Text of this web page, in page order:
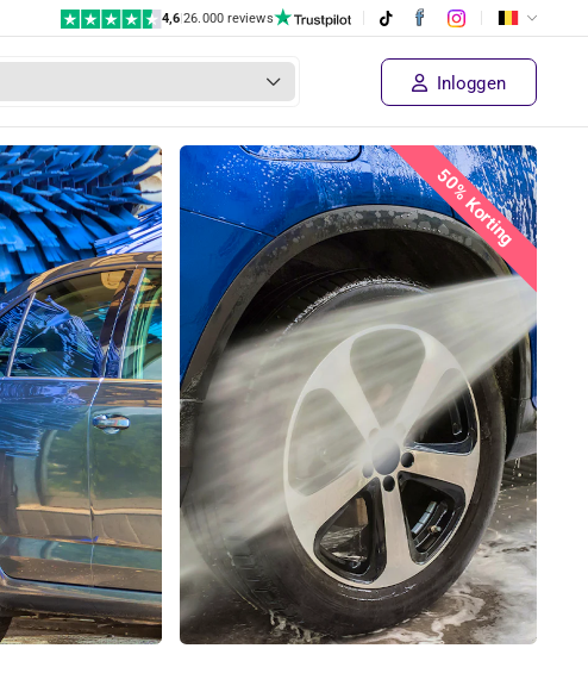
4,6|26.000 reviews
Inloggen
50% Korting